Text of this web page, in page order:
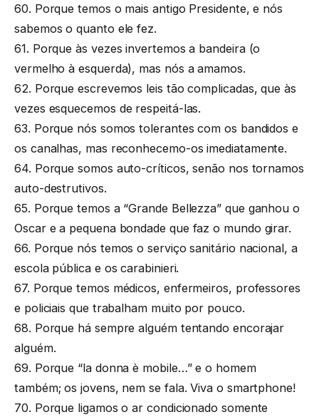
60. Porque temos o mais antigo Presidente, e nós
sabemos o quanto ele fez.
61. Porque às vezes invertemos a bandeira (o
vermelho à esquerda), mas nós a amamos.
62. Porque escrevemos leis tão complicadas, que às
vezes esquecemos de respeitá-las.
63. Porque nós somos tolerantes com os bandidos e
os canalhas, mas reconhecemo-os imediatamente.
64. Porque somos auto-críticos, senão nos tornamos
auto-destrutivos.
65. Porque temos a “Grande Bellezza” que ganhou o
Oscar e a pequena bondade que faz o mundo girar.
66. Porque nós temos o serviço sanitário nacional, a
escola pública e os carabinieri.
67. Porque temos médicos, enfermeiros, professores
e policiais que trabalham muito por pouco.
68. Porque há sempre alguém tentando encorajar
alguém.
69. Porque “la donna è mobile…” e o homem
também; os jovens, nem se fala. Viva o smartphone!
70. Porque ligamos o ar condicionado somente